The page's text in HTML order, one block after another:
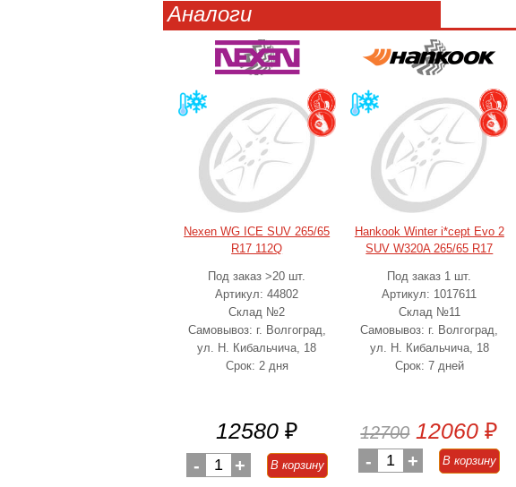
Аналоги
Nexen WG ICE SUV 265/65
R17 112Q
Под заказ >20 шт.
Артикул: 44802
Склад №2
Самовывоз: г. Волгоград,
ул. Н. Кибальчича, 18
Срок: 2 дня
12580 ₽
- 1 + В корзину
Hankook Winter i*cept Evo 2
SUV W320A 265/65 R17
Под заказ 1 шт.
Артикул: 1017611
Склад №11
Самовывоз: г. Волгоград,
ул. Н. Кибальчича, 18
Срок: 7 дней
12700 12060 ₽
- 1 + В корзину